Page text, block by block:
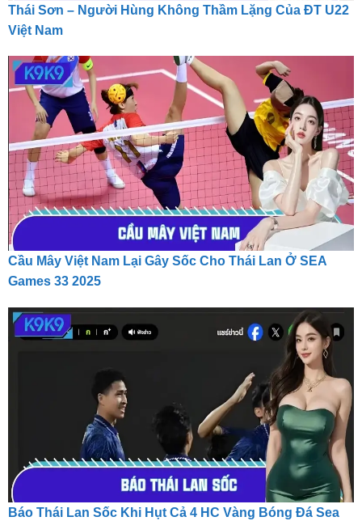
Thái Sơn – Người Hùng Không Thầm Lặng Của ĐT U22
Việt Nam
Cầu Mây Việt Nam Lại Gây Sốc Cho Thái Lan Ở SEA
Games 33 2025
Báo Thái Lan Sốc Khi Hụt Cả 4 HC Vàng Bóng Đá Sea